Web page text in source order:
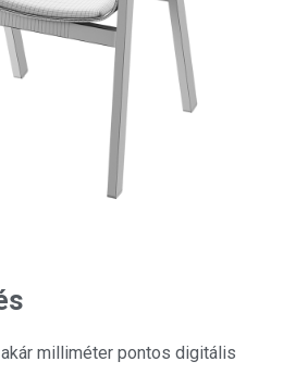
milliméter pontos digitális